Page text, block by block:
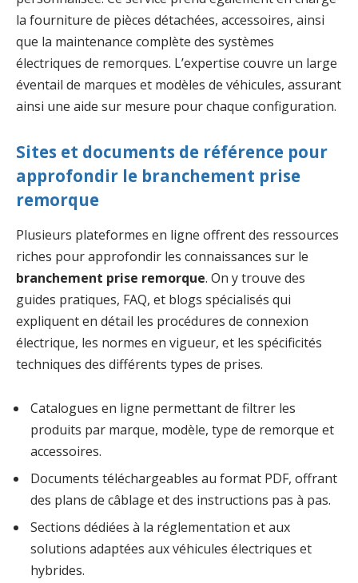
la fourniture de pièces détachées, accessoires, ainsi
que la maintenance complète des systèmes
électriques de remorques. L’expertise couvre un large
éventail de marques et modèles de véhicules, assurant
ainsi une aide sur mesure pour chaque configuration.
Sites et documents de référence pour
approfondir le branchement prise
remorque
Plusieurs plateformes en ligne offrent des ressources
riches pour approfondir les connaissances sur le
branchement prise remorque. On y trouve des
guides pratiques, FAQ, et blogs spécialisés qui
expliquent en détail les procédures de connexion
électrique, les normes en vigueur, et les spécificités
techniques des différents types de prises.
Catalogues en ligne permettant de filtrer les
produits par marque, modèle, type de remorque et
accessoires.
Documents téléchargeables au format PDF, offrant
des plans de câblage et des instructions pas à pas.
Sections dédiées à la réglementation et aux
solutions adaptées aux véhicules électriques et
hybrides.